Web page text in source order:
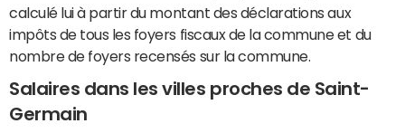
calculé lui à partir du montant des déclarations aux
impôts de tous les foyers fiscaux de la commune et du
nombre de foyers recensés sur la commune.
Salaires dans les villes proches de Saint-
Germain